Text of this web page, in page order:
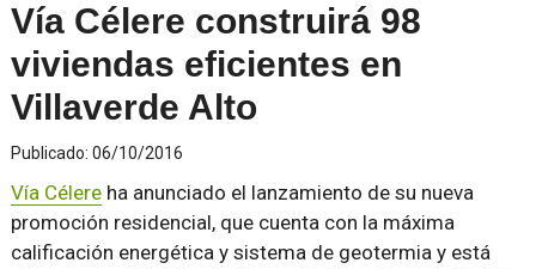
Vía Célere construirá 98
viviendas eficientes en
Villaverde Alto
Publicado: 06/10/2016
Vía Célereha anunciado el lanzamiento de su nueva
promoción residencial, que cuenta con la máxima
calificación energética y sistema de geotermia y está